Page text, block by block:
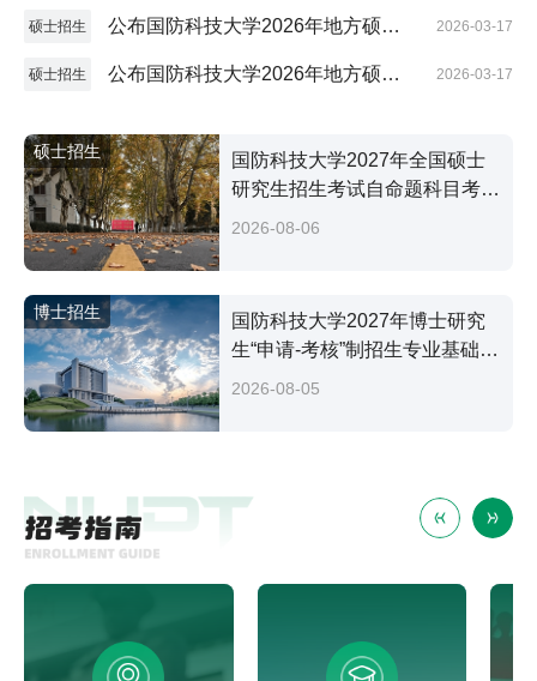
研究生复试分数控制线及招生复试工
硕士招生
公布国防科技大学2026年地方硕士
研究生全国招考复试分数控制线
2026-03-17
硕士招生
公布国防科技大学2026年地方硕士
2026-03-17
硕士招生
国防科技大学2027年全国硕士
研究生招生考试自命题科目考试
大纲
2026-08-06
博士招生
国防科技大学2027年博士研究
生“申请-考核”制招生专业基础笔
试考试大纲
2026-08-05